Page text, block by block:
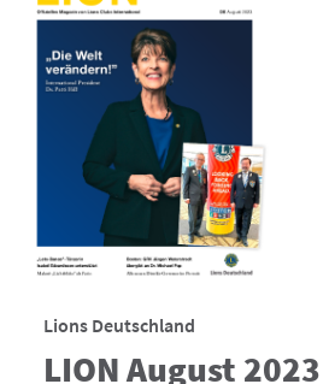
Lions Deutschland
LION August 2023